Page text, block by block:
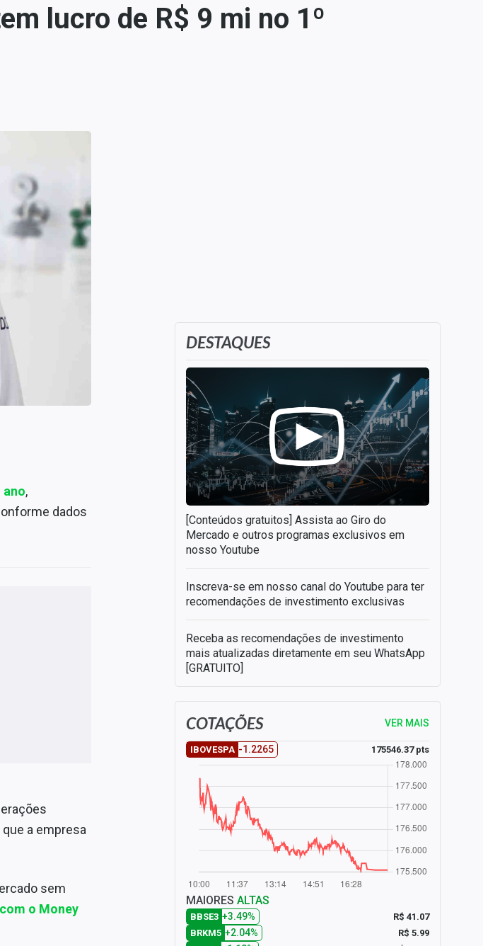
lucro de R$ 9 mi no 1º
,
dados
a empresa
sem
o Money
DESTAQUES
[Conteúdos gratuitos] Assista ao Giro do
Mercado e outros programas exclusivos em
nosso Youtube
Inscreva-se em nosso canal do Youtube para ter
recomendações de investimento exclusivas
Receba as recomendações de investimento
mais atualizadas diretamente em seu WhatsApp
[GRATUITO]
COTAÇÕES VER MAIS
IBOVESPA -1.2265 175546.37 pts
MAIORES ALTAS
BBSE3 +3.49%
R$ 41.07
BRKM5 +2.04%
R$ 5.99